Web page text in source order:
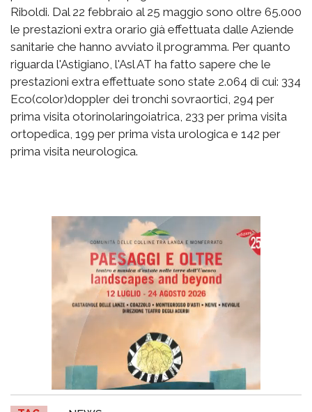
Riboldi. Dal 22 febbraio al 25 maggio sono oltre 65.000
le prestazioni extra orario già effettuata dalle Aziende
sanitarie che hanno avviato il programma. Per quanto
riguarda l'Astigiano, l'Asl AT ha fatto sapere che le
prestazioni extra effettuate sono state 2.064 di cui: 334
Eco(color)doppler dei tronchi sovraortici, 294 per
prima visita otorinolaringoiatrica, 233 per prima visita
ortopedica, 199 per prima vista urologica e 142 per
prima visita neurologica.